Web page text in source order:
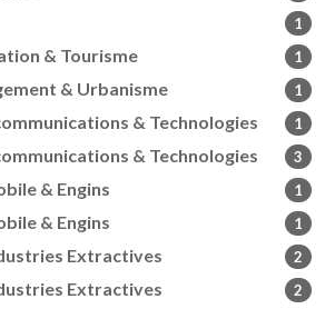
1
& Tourisme 1
& Urbanisme 1
& Technologies 1
& Technologies 3
& Engins 1
& Engins 1
Extractives 2
Extractives 2